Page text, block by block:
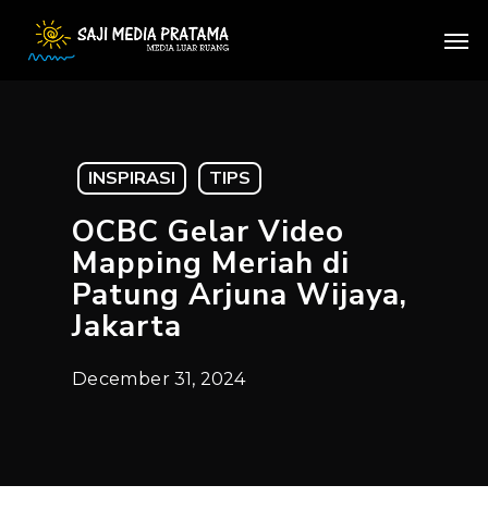
INSPIRASI TIPS
OCBC Gelar Video
Mapping Meriah di
Patung Arjuna Wijaya,
Jakarta
December 31, 2024